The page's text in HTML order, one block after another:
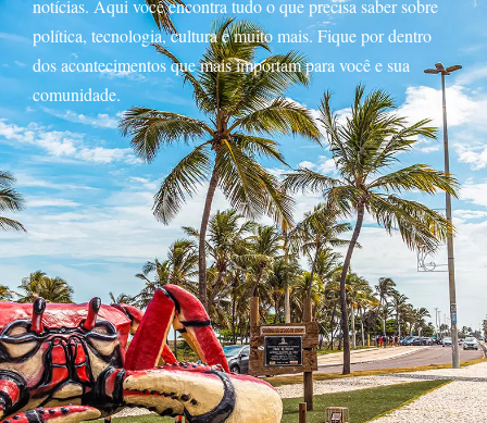
notícias. Aqui você encontra tudo o que precisa saber sobre
política, tecnologia, cultura e muito mais. Fique por dentro
dos acontecimentos que mais importam para você e sua
comunidade.